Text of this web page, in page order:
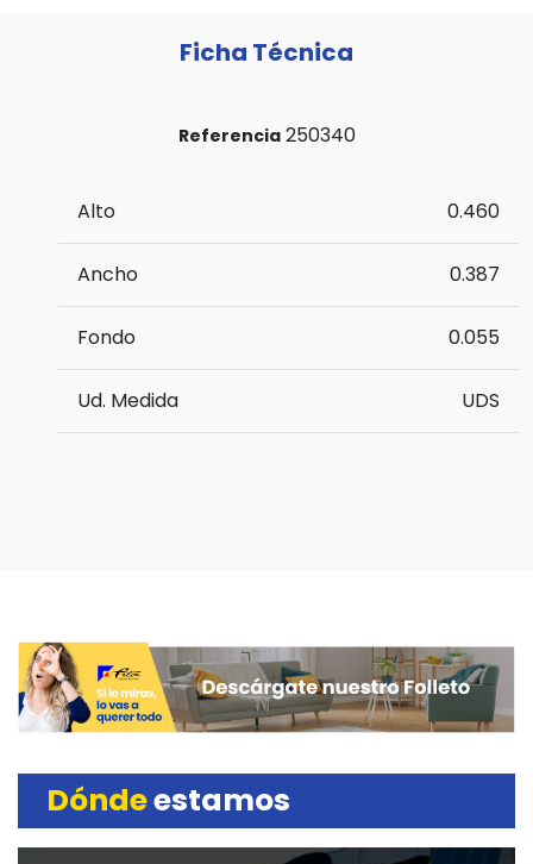
Ficha Técnica
Referencia 250340
Alto 0.460
Ancho 0.387
Fondo 0.055
Ud. Medida UDS
Dóndeestamos